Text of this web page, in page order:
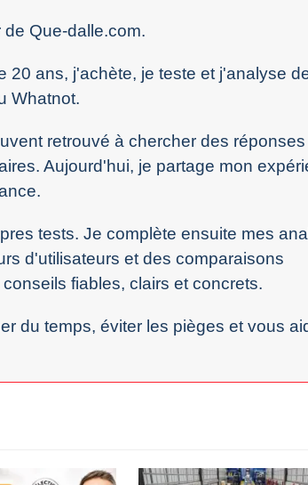
Que-dalle.com.
20 ans, j'achète, je teste et j'analyse
Whatnot.
retrouvé à chercher des
Aujourd'hui, je partage mon
tests. Je complète ensuite mes
d'utilisateurs et des comparaisons
fiables, clairs et concrets.
du temps, éviter les pièges et vous